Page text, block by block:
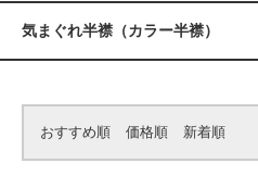
気まぐれ半襟（カラー半襟）
おすすめ順 価格順 新着順